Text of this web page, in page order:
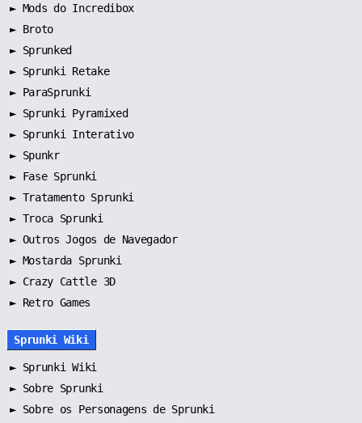
► Mods do Incredibox
► Broto
► Sprunked
► Sprunki Retake
► ParaSprunki
► Sprunki Pyramixed
► Sprunki Interativo
► Spunkr
► Fase Sprunki
► Tratamento Sprunki
► Troca Sprunki
► Outros Jogos de Navegador
► Mostarda Sprunki
► Crazy Cattle 3D
► Retro Games
Sprunki Wiki
► Sprunki Wiki
► Sobre Sprunki
► Sobre os Personagens de Sprunki